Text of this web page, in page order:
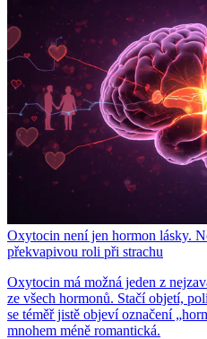
Oxytocin není jen hormon lásky.
překvapivou roli při strachu
Oxytocin má možná jeden z
ze všech hormonů. Stačí objetí,
se téměř jistě objeví označení
mnohem méně romantická.